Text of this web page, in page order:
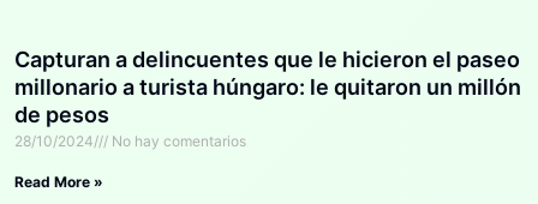
Capturan a delincuentes que le hicieron el paseo
millonario a turista húngaro: le quitaron un millón
de pesos
28/10/2024 No hay comentarios
Read More »